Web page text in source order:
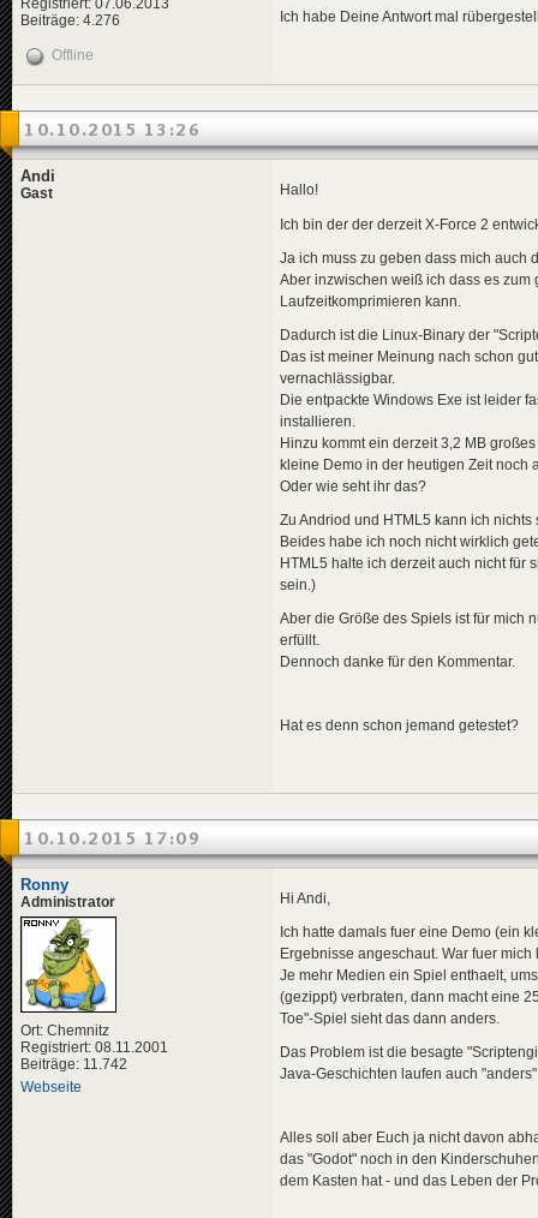
Beiträge: 4.276
Ich habe Deine Antwort mal
Offline
10.10.2015 13:26
Andi
Gast Hallo!
Ich bin der der derzeit X-Force 2
Ja ich muss zu geben dass mich auch
Aber inzwischen weiß ich dass es
Laufzeitkomprimieren kann.
Dadurch ist die Linux-Binary der
Das ist meiner Meinung nach schon
vernachlässigbar.
Die entpackte Windows Exe ist leider
installieren.
Hinzu kommt ein derzeit 3,2 MB
kleine Demo in der heutigen Zeit noch
Oder wie seht ihr das?
Zu Andriod und HTML5 kann ich nichts
Beides habe ich noch nicht wirklich
HTML5 halte ich derzeit auch nicht für
sein.)
Aber die Größe des Spiels ist für mich
erfüllt.
Dennoch danke für den Kommentar.
Hat es denn schon jemand getestet?
10.10.2015 17:09
Ronny
Administrator
Ort: Chemnitz
Registriert: 08.11.2001
Beiträge: 11.742
Webseite
Hi Andi,
Ich hatte damals fuer eine Demo (ein
Ergebnisse angeschaut. War fuer
Je mehr Medien ein Spiel enthaelt,
(gezippt) verbraten, dann macht eine
Toe"-Spiel sieht das dann anders.
Das Problem ist die besagte
Java-Geschichten laufen auch
Alles soll aber Euch ja nicht davon
das "Godot" noch in den
dem Kasten hat - und das Leben der